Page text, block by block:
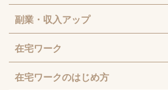
副業・収入アップ
在宅ワーク
在宅ワークのはじめ方